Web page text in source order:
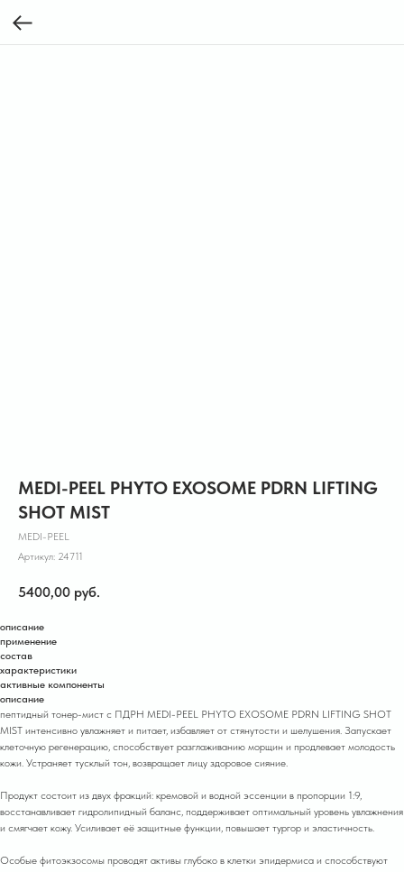
MEDI-PEEL PHYTO EXOSOME PDRN LIFTING
SHOT MIST
MEDI-PEEL
Артикул: 24711
5400,00 руб.
описание
применение
состав
характеристики
активные компоненты
описание
пептидный тонер-мист с ПДРН MEDI-PEEL PHYTO EXOSOME PDRN LIFTING SHOT
MIST интенсивно увлажняет и питает, избавляет от стянутости и шелушения. Запускает
клеточную регенерацию, способствует разглаживанию морщин и продлевает молодость
кожи. Устраняет тусклый тон, возвращает лицу здоровое сияние.
Продукт состоит из двух фракций: кремовой и водной эссенции в пропорции 1:9,
восстанавливает гидролипидный баланс, поддерживает оптимальный уровень увлажнения
и смягчает кожу. Усиливает её защитные функции, повышает тургор и эластичность.
Особые фитоэкзосомы проводят активы глубоко в клетки эпидермиса и способствуют